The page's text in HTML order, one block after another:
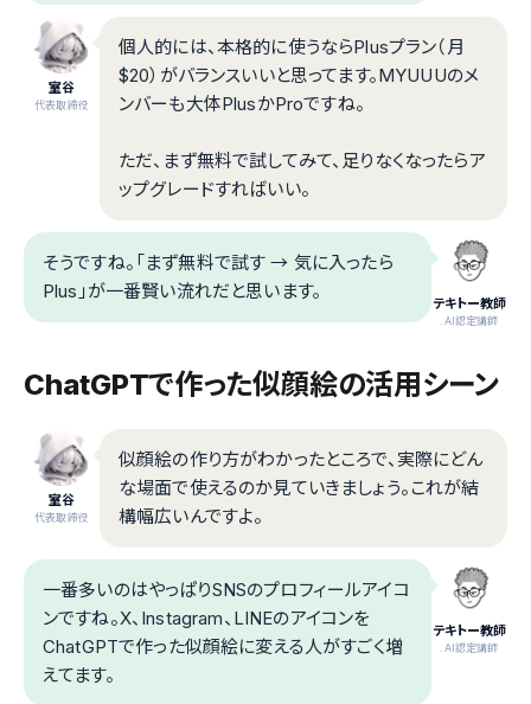
室谷
代表取締役
個人的には、本格的に使うならPlusプラン（月
$20）がバランスいいと思ってます。MYUUUのメ
ンバーも大体PlusかProですね。
ただ、まず無料で試してみて、足りなくなったらア
ップグレードすればいい。
テキトー教師
.AI認定講師
そうですね。「まず無料で試す → 気に入ったら
Plus」が一番賢い流れだと思います。
ChatGPTで作った似顔絵の活用シーン
室谷
代表取締役
似顔絵の作り方がわかったところで、実際にどん
な場面で使えるのか見ていきましょう。これが結
構幅広いんですよ。
テキトー教師
.AI認定講師
一番多いのはやっぱりSNSのプロフィールアイコ
ンですね。X、Instagram、LINEのアイコンを
ChatGPTで作った似顔絵に変える人がすごく増
えてます。